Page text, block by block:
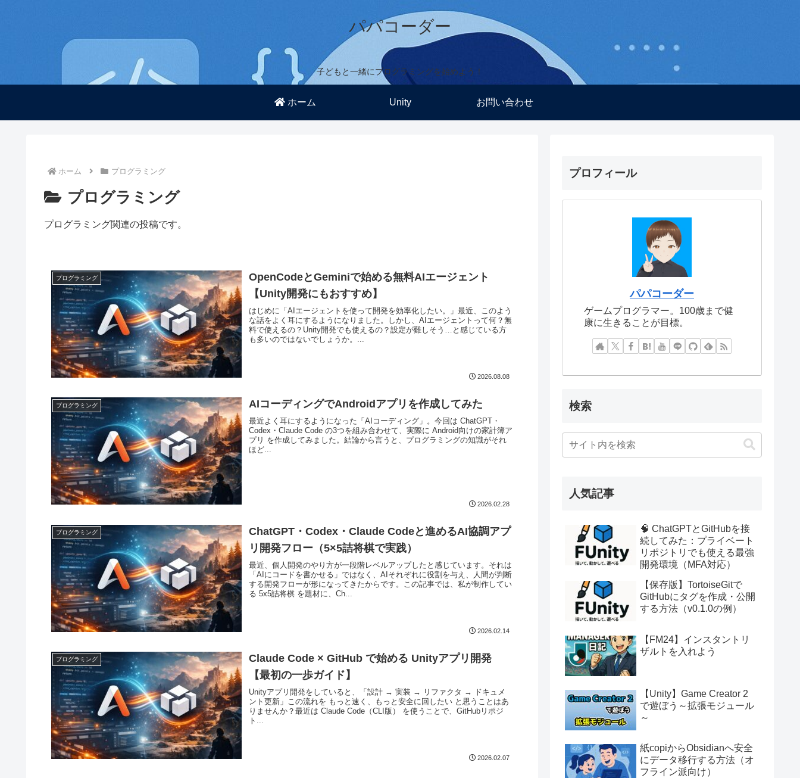
パパコーダー
子どもと一緒にプログラミングを始めよう！
ホーム Unity お問い合わせ
ホーム プログラミング
プログラミング
プログラミング関連の投稿です。
プログラミング
OpenCodeとGeminiで始める無料AIエージェント
【Unity開発にもおすすめ】
はじめに「AIエージェントを使って開発を効率化したい。」最近、このよう
な話をよく耳にするようになりました。しかし、AIエージェントって何？無
料で使えるの？Unity開発でも使えるの？設定が難しそう…と感じている方
も多いのではないでしょうか。...
2026.08.08
プログラミング AIコーディングでAndroidアプリを作成してみた
最近よく耳にするようになった「AIコーディング」。今回は ChatGPT・
Codex・Claude Code の3つを組み合わせて、実際に Android向けの家計簿ア
プリ を作成してみました。結論から言うと、プログラミングの知識がそれ
ほど...
2026.02.28
プログラミング
ChatGPT・Codex・Claude Codeと進めるAI協調アプ
リ開発フロー（5×5詰将棋で実践）
最近、個人開発のやり方が一段階レベルアップしたと感じています。それは
「AIにコードを書かせる」ではなく、AIそれぞれに役割を与え、人間が判断
する開発フローが形になってきたからです。この記事では、私が制作してい
る 5x5詰将棋 を題材に、Ch...
2026.02.14
プログラミング
Claude Code × GitHub で始める Unityアプリ開発
【最初の一歩ガイド】
Unityアプリ開発をしていると、「設計 → 実装 → リファクタ → ドキュメ
ント更新」この流れを もっと速く、もっと安全に回したい と思うことはあ
りませんか？最近は Claude Code（CLI版） を使うことで、GitHubリポジ
ト...
2026.02.07
プロフィール
パパコーダー
ゲームプログラマー。100歳まで健
康に生きることが目標。
検索
人気記事
🧠 ChatGPTとGitHubを接
続してみた：プライベート
リポジトリでも使える最強
開発環境（MFA対応）
【保存版】TortoiseGitで
GitHubにタグを作成・公開
する方法（v0.1.0の例）
【FM24】インスタントリ
ザルトを入れよう
【Unity】Game Creator 2
で遊ぼう～拡張モジュール
～
紙copiからObsidianへ安全
にデータ移行する方法（オ
フライン派向け）